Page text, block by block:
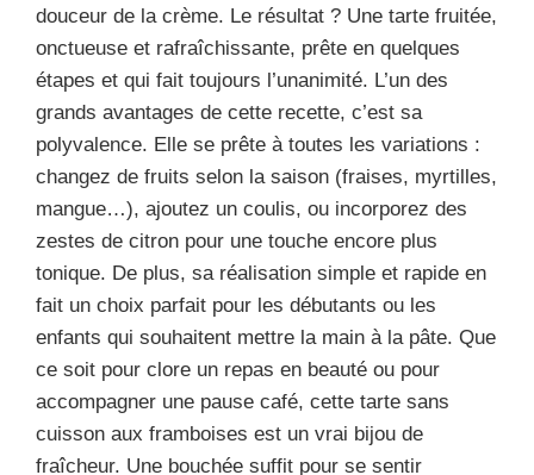
douceur de la crème. Le résultat ? Une tarte fruitée,
onctueuse et rafraîchissante, prête en quelques
étapes et qui fait toujours l’unanimité. L’un des
grands avantages de cette recette, c’est sa
polyvalence. Elle se prête à toutes les variations :
changez de fruits selon la saison (fraises, myrtilles,
mangue…), ajoutez un coulis, ou incorporez des
zestes de citron pour une touche encore plus
tonique. De plus, sa réalisation simple et rapide en
fait un choix parfait pour les débutants ou les
enfants qui souhaitent mettre la main à la pâte. Que
ce soit pour clore un repas en beauté ou pour
accompagner une pause café, cette tarte sans
cuisson aux framboises est un vrai bijou de
fraîcheur. Une bouchée suffit pour se sentir